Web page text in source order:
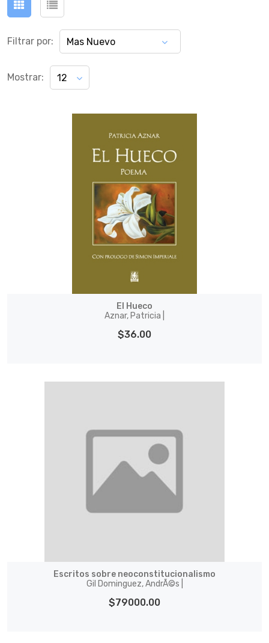
Filtrar por: Mas Nuevo
Mostrar: 12
El Hueco
Aznar, Patricia |
$36.00
Escritos sobre neoconstitucionalismo
Gil Dominguez, AndrÃ©s |
$79000.00